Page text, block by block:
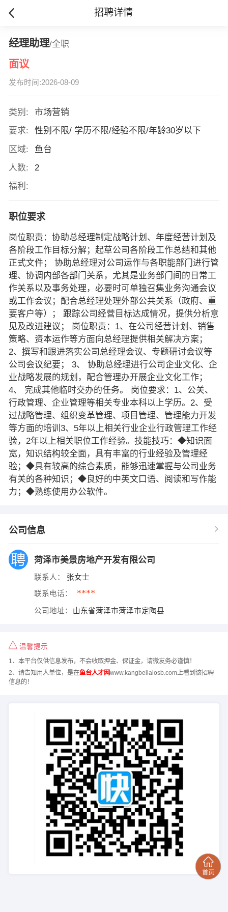
招聘详情
经理助理/全职
面议
发布时间:2026-08-09
类别:
市场营销
要求:
性别不限/ 学历不限/经验不限/年龄30岁以下
区域:
鱼台
人数:
2
福利:
职位要求
岗位职责：协助总经理制定战略计划、年度经营计划及
各阶段工作目标分解；起草公司各阶段工作总结和其他
正式文件； 协助总经理对公司运作与各职能部门进行管
理、协调内部各部门关系，尤其是业务部门间的日常工
作关系以及事务处理，必要时可单独召集业务沟通会议
或工作会议；配合总经理处理外部公共关系（政府、重
要客户等）； 跟踪公司经营目标达成情况，提供分析意
见及改进建议； 岗位职责：1、在公司经营计划、销售
策略、资本运作等方面向总经理提供相关解决方案；
2、撰写和跟进落实公司总经理会议、专题研讨会议等
公司会议纪要； 3、 协助总经理进行公司企业文化、企
业战略发展的规划，配合管理办开展企业文化工作；
4、 完成其他临时交办的任务。 岗位要求：1、公关、
行政管理、企业管理等相关专业本科以上学历。2、受
过战略管理、组织变革管理、项目管理、管理能力开发
等方面的培训3、5年以上相关行业企业行政管理工作经
验，2年以上相关职位工作经验。技能技巧：◆知识面
宽，知识结构较全面，具有丰富的行业经验及管理经
验；◆具有较高的综合素质，能够迅速掌握与公司业务
有关的各种知识；◆良好的中英文口语、阅读和写作能
力；◆熟练使用办公软件。
公司信息
菏泽市美景房地产开发有限公司
联系人： 张女士
联系电话： ****
公司地址： 山东省菏泽市菏泽市定陶县
温馨提示
1、本平台仅供信息发布，不会收取押金、保证金，请微友务必谨慎！
2、请告知用人单位，是在鱼台人才网www.kangbeilaiosb.com上看到该招聘
信息的！